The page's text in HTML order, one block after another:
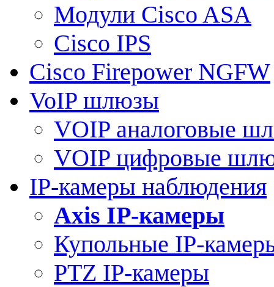
Модули Cisco ASA
Cisco IPS
Cisco Firepower NGFW
VoIP шлюзы
VOIP аналоговые
VOIP цифровые
IP-камеры наблюдения
Axis IP-камеры
Купольные IP-
PTZ IP-камеры